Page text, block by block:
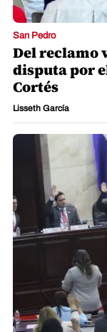
San Pedro
Del reclamo
disputa por
Cortés
Lisseth García